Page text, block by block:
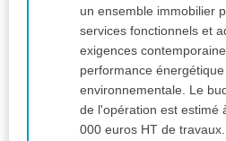
un ensemble immobilier
services fonctionnels et
exigences
performance
environnementale. Le
de l'opération est estimé
000 euros HT de